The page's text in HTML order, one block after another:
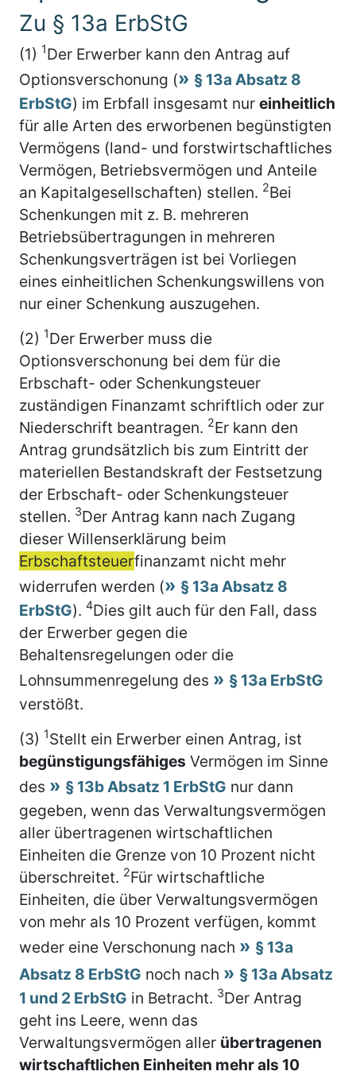
Zu § 13a ErbStG
(1) 1Der Erwerber kann den Antrag auf
Optionsverschonung (
§ 13a Absatz 8
ErbStG) im Erbfall insgesamt nur einheitlich
für alle Arten des erworbenen begünstigten
Vermögens (land- und forstwirtschaftliches
Vermögen, Betriebsvermögen und Anteile
an Kapitalgesellschaften) stellen. 2Bei
Schenkungen mit z. B. mehreren
Betriebsübertragungen in mehreren
Schenkungsverträgen ist bei Vorliegen
eines einheitlichen Schenkungswillens von
nur einer Schenkung auszugehen.
(2) 1Der Erwerber muss die
Optionsverschonung bei dem für die
Erbschaft- oder Schenkungsteuer
zuständigen Finanzamt schriftlich oder zur
Niederschrift beantragen. 2Er kann den
Antrag grundsätzlich bis zum Eintritt der
materiellen Bestandskraft der Festsetzung
der Erbschaft- oder Schenkungsteuer
stellen. 3Der Antrag kann nach Zugang
dieser Willenserklärung beim
Erbschaftsteuerfinanzamt nicht mehr
widerrufen werden (
§ 13a Absatz 8
ErbStG). 4Dies gilt auch für den Fall, dass
der Erwerber gegen die
Behaltensregelungen oder die
Lohnsummenregelung des
§ 13a ErbStG
verstößt.
(3) 1Stellt ein Erwerber einen Antrag, ist
begünstigungsfähiges Vermögen im Sinne
des
§ 13b Absatz 1 ErbStG nur dann
gegeben, wenn das Verwaltungsvermögen
aller übertragenen wirtschaftlichen
Einheiten die Grenze von 10 Prozent nicht
überschreitet. 2Für wirtschaftliche
Einheiten, die über Verwaltungsvermögen
von mehr als 10 Prozent verfügen, kommt
weder eine Verschonung nach
§ 13a
Absatz 8 ErbStG noch nach
§ 13a Absatz
1 und 2 ErbStG in Betracht. 3Der Antrag
geht ins Leere, wenn das
Verwaltungsvermögen aller übertragenen
wirtschaftlichen Einheiten mehr als 10